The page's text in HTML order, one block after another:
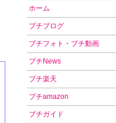
ホーム
ブチブログ
ブチフォト・ブチ動画
ブチNews
ブチ楽天
ブチamazon
ブチガイド